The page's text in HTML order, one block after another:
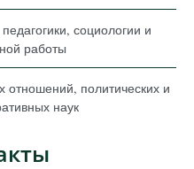
социологии и
работы
отношений, политических и
наук